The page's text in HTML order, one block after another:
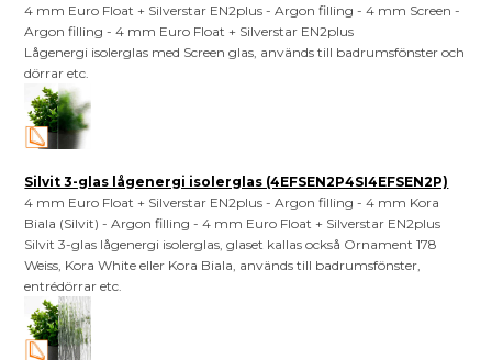
4 mm Euro Float + Silverstar EN2plus - Argon filling - 4 mm Screen -
Argon filling - 4 mm Euro Float + Silverstar EN2plus
Lågenergi isolerglas med Screen glas, används till badrumsfönster och
dörrar etc.
Silvit 3-glas lågenergi isolerglas (4EFSEN2P4SI4EFSEN2P)
4 mm Euro Float + Silverstar EN2plus - Argon filling - 4 mm Kora
Biala (Silvit) - Argon filling - 4 mm Euro Float + Silverstar EN2plus
Silvit 3-glas lågenergi isolerglas, glaset kallas också Ornament 178
Weiss, Kora White eller Kora Biala, används till badrumsfönster,
entrédörrar etc.